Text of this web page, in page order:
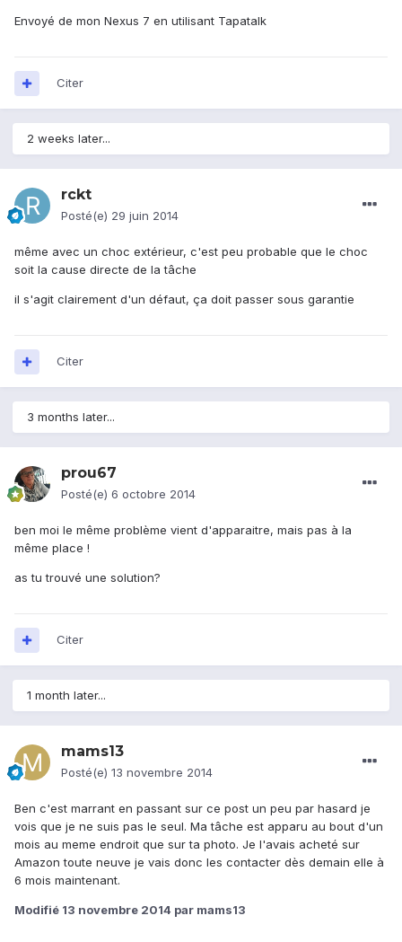
Envoyé de mon Nexus 7 en utilisant Tapatalk
Citer
2 weeks later...
rckt
Posté(e) 29 juin 2014
même avec un choc extérieur, c'est peu probable que le choc
soit la cause directe de la tâche
il s'agit clairement d'un défaut, ça doit passer sous garantie
Citer
3 months later...
prou67
Posté(e) 6 octobre 2014
ben moi le même problème vient d'apparaitre, mais pas à la
même place !
as tu trouvé une solution?
Citer
1 month later...
mams13
Posté(e) 13 novembre 2014
Ben c'est marrant en passant sur ce post un peu par hasard je
vois que je ne suis pas le seul. Ma tâche est apparu au bout d'un
mois au meme endroit que sur ta photo. Je l'avais acheté sur
Amazon toute neuve je vais donc les contacter dès demain elle à
6 mois maintenant.
Modifié 13 novembre 2014 par mams13